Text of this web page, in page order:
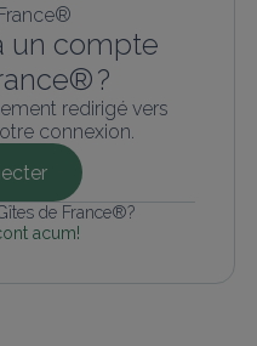
un compte
?
redirigé vers
connexion.
de France®?
acum!